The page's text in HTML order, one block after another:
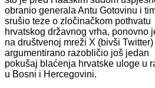
obranio generala Antu Gotovinu i
srušio teze o zločinačkom pothvatu
hrvatskog državnog vrha, ponovno
na društvenoj mreži X (bivši Twitter)
argumentirano razobličio još jedan
pokušaj blaćenja hrvatske uloge u
u Bosni i Hercegovini.